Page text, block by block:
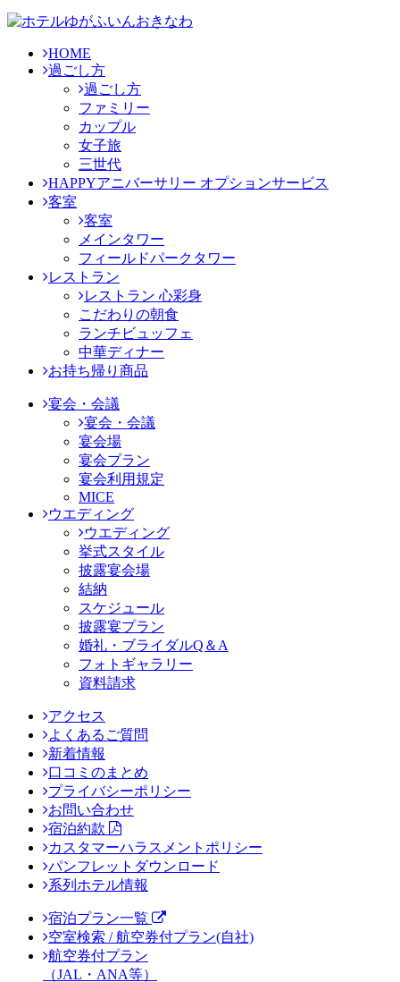
HOME
過ごし方
過ごし方
ファミリー
カップル
女子旅
三世代
HAPPYアニバーサリー オプションサービス
客室
客室
メインタワー
フィールドパークタワー
レストラン
レストラン 心彩身
こだわりの朝食
ランチビュッフェ
中華ディナー
お持ち帰り商品
宴会・会議
宴会・会議
宴会場
宴会プラン
宴会利用規定
MICE
ウエディング
ウエディング
挙式スタイル
披露宴会場
結納
スケジュール
披露宴プラン
婚礼・ブライダルQ＆A
フォトギャラリー
資料請求
アクセス
よくあるご質問
新着情報
口コミのまとめ
プライバシーポリシー
お問い合わせ
宿泊約款
カスタマーハラスメントポリシー
パンフレットダウンロード
系列ホテル情報
宿泊プラン一覧
空室検索 / 航空券付プラン(自社)
航空券付プラン
（JAL・ANA等）